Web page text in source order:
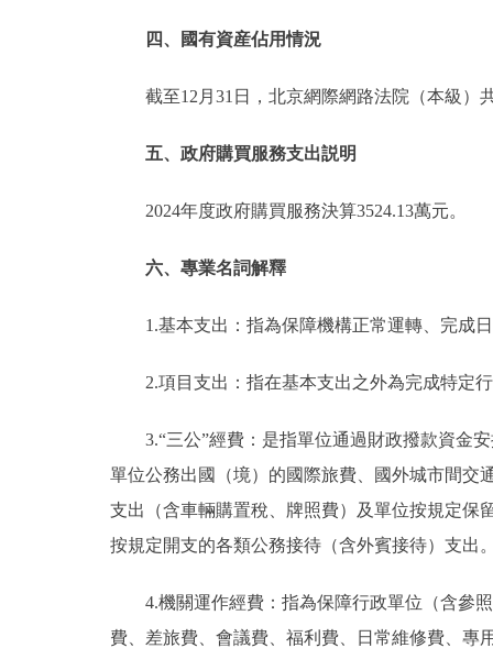
四、國有資産佔用情況
截至12月31日，北京網際網路法院（本級）
五、政府購買服務支出説明
2024年度政府購買服務決算3524.13萬元。
六、專業名詞解釋
1.基本支出：指為保障機構正常運轉、完成
2.項目支出：指在基本支出之外為完成特定
3.“三公”經費：是指單位通過財政撥款資金
單位公務出國（境）的國際旅費、國外城市間交
支出（含車輛購置稅、牌照費）及單位按規定保
按規定開支的各類公務接待（含外賓接待）支出
4.機關運作經費：指為保障行政單位（含參
費、差旅費、會議費、福利費、日常維修費、專